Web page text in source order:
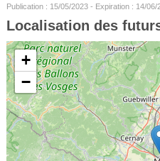
Publication : 15/05/2023 - Expiration : 14/06/
Localisation des
+
−